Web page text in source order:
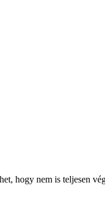
hogy nem is teljesen